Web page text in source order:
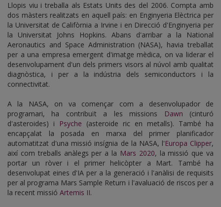
Llopis viu i treballa als Estats Units des del 2006. Compta amb
dos màsters realitzats en aquell país: en Enginyeria Elèctrica per
la Universitat de Califòrnia a Irvine i en Direcció d'Enginyeria per
la Universitat Johns Hopkins. Abans d'arribar a la National
Aeronautics and Space Administration (NASA), havia treballat
per a una empresa emergent d'imatge mèdica, on va liderar el
desenvolupament d'un dels primers visors al núvol amb qualitat
diagnòstica, i per a la indústria dels semiconductors i la
connectivitat.
A la NASA, on va començar com a desenvolupador de
programari, ha contribuït a les missions
Dawn (cinturó
d'asteroides) i
Psyche (asteroide ric en metalls). També ha
encapçalat la posada en marxa del primer planificador
automatitzat d'una missió insígnia de la NASA, l'Europa Clipper,
així com treballs anàlegs per a la Mars 2020, la missió que va
portar un ròver i el primer helicòpter a Mart. També ha
desenvolupat eines d'IA per a la generació i l'anàlisi de requisits
per al programa Mars Sample Return i l'avaluació de riscos per a
la recent missió Artemis II.